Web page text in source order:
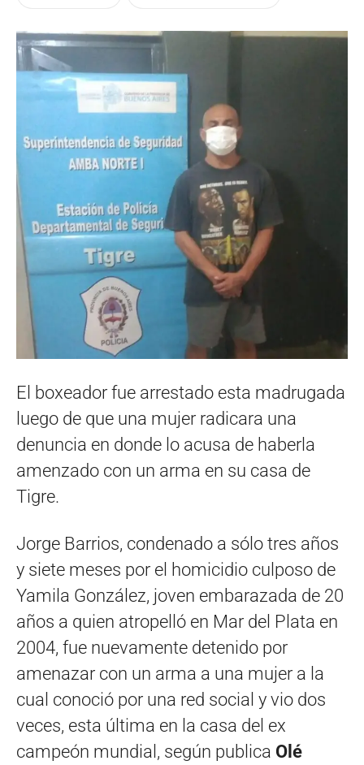
El boxeador fue arrestado esta madrugada
luego de que una mujer radicara una
denuncia en donde lo acusa de haberla
amenzado con un arma en su casa de
Tigre.
Jorge Barrios, condenado a sólo tres años
y siete meses por el homicidio culposo de
Yamila González, joven embarazada de 20
años a quien atropelló en Mar del Plata en
2004, fue nuevamente detenido por
amenazar con un arma a una mujer a la
cual conoció por una red social y vio dos
veces, esta última en la casa del ex
campeón mundial, según publica Olé